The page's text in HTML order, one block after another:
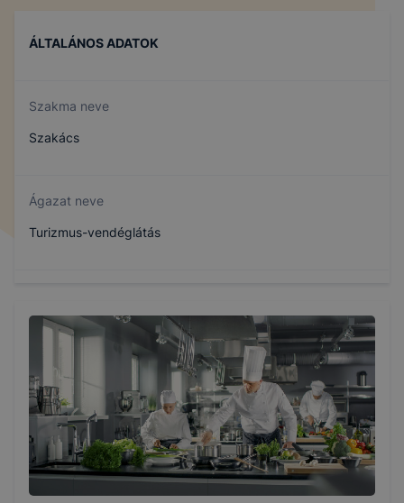
ÁLTALÁNOS ADATOK
Szakma neve
Szakács
Ágazat neve
Turizmus-vendéglátás
410132305
Képzés időtartama
3 év
Választható szakmairányok: